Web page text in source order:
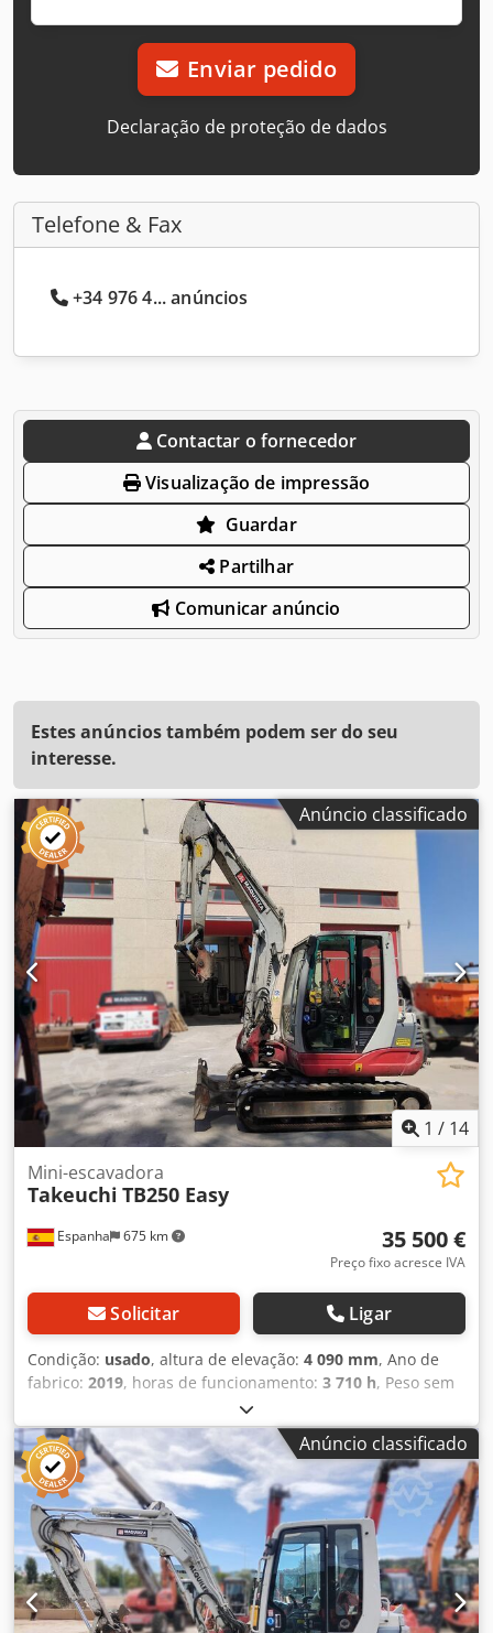
Enviar pedido
Declaração de proteção de dados
Telefone & Fax
+34 976 4... anúncios
Contactar o fornecedor
Visualização de impressão
Guardar
Partilhar
Comunicar anúncio
Estes anúncios também podem ser do seu
interesse.
Anúncio classificado
1 / 14
Espanha 675 km
Mini-escavadora
Takeuchi TB250 Easy
35 500 €
Preço fixo acresce IVA
Solicitar Ligar
Condição: usado, altura de elevação: 4 090 mm, Ano de
fabrico: 2019, horas de funcionamento: 3 710 h, Peso sem
carga: 5.000 kg Dedpfxszpaizo Aigjkr Dimensões (C x L x A):
551 x 184 x 252 cm Largura da esteira: 40 cm
Anúncio classificado